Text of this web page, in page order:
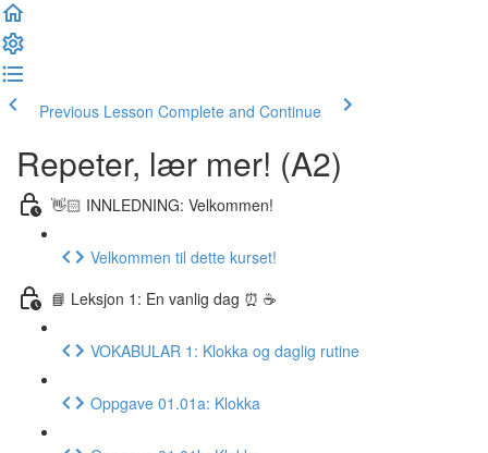
Previous Lesson Complete and Continue
Repeter, lær mer! (A2)
👋🏻 INNLEDNING: Velkommen!
Velkommen til dette kurset!
📘 Leksjon 1: En vanlig dag ⏰ ☕️
VOKABULAR 1: Klokka og daglig rutine
Oppgave 01.01a: Klokka